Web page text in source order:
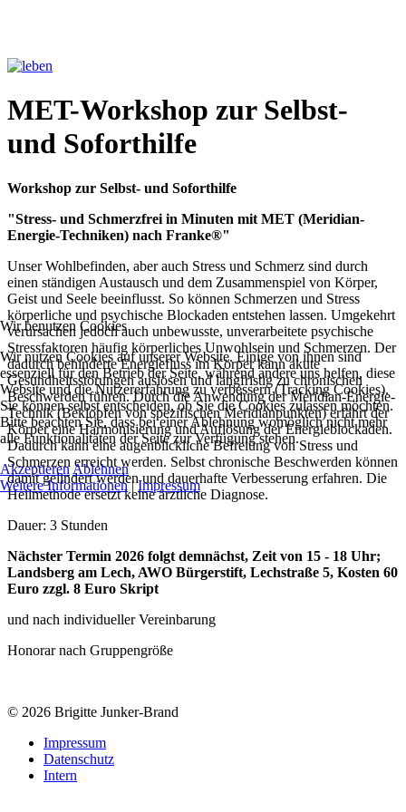
MET-Workshop zur Selbst-
und Soforthilfe
Workshop zur Selbst- und Soforthilfe
"Stress- und Schmerzfrei in Minuten mit MET (Meridian-
Energie-Techniken) nach Franke®"
Unser Wohlbefinden, aber auch Stress und Schmerz sind durch
einen ständigen Austausch und dem Zusammenspiel von Körper,
Geist und Seele beeinflusst. So können Schmerzen und Stress
körperliche und psychische Blockaden entstehen lassen. Umgekehrt
verursachen jedoch auch unbewusste, unverarbeitete psychische
Stressfaktoren häufig körperliches Unwohlsein und Schmerzen. Der
dadurch behinderte Energiefluss im Körper kann akute
Gesundheitsstörungen auslösen und langfristig zu chronischen
Beschwerden führen. Durch die Anwendung der Meridian-Energie-
Technik (Beklopfen von spezifischen Meridianpunkten) erfährt der
Körper eine Harmonisierung und Auflösung der Energieblockaden.
Dadurch kann eine augenblickliche Befreiung von Stress und
Schmerzen erreicht werden. Selbst chronische Beschwerden können
damit gelindert werden und dauerhafte Verbesserung erfahren. Die
Heilmethode ersetzt keine ärztliche Diagnose.
Dauer: 3 Stunden
Nächster Termin 2026 folgt demnächst, Zeit von 15 - 18 Uhr;
Landsberg am Lech, AWO Bürgerstift, Lechstraße 5, Kosten 60
Euro zzgl. 8 Euro Skript
und nach individueller Vereinbarung
Honorar nach Gruppengröße
© 2026 Brigitte Junker-Brand
Impressum
Datenschutz
Intern
Wir benutzen Cookies
Wir nutzen Cookies auf unserer Website. Einige von ihnen sind
essenziell für den Betrieb der Seite, während andere uns helfen, diese
Website und die Nutzererfahrung zu verbessern (Tracking Cookies).
Sie können selbst entscheiden, ob Sie die Cookies zulassen möchten.
Bitte beachten Sie, dass bei einer Ablehnung womöglich nicht mehr
alle Funktionalitäten der Seite zur Verfügung stehen.
Akzeptieren Ablehnen
Weitere Informationen|Impressum